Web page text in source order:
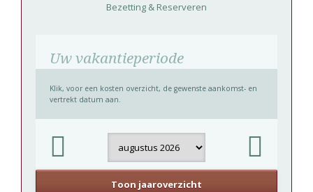
Bezetting & Reserveren
Uw vakantieperiode
Klik, voor een kosten overzicht, de gewenste aankomst- en
vertrekt datum aan.
Toon jaaroverzicht